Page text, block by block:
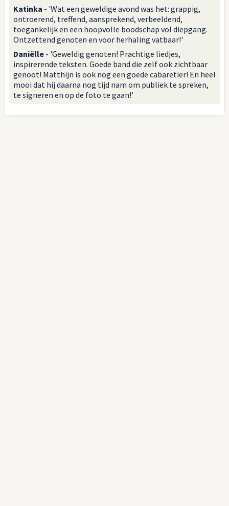
Katinka - 'Wat een geweldige avond was het: grappig,
ontroerend, treffend, aansprekend, verbeeldend,
toegankelijk en een hoopvolle boodschap vol diepgang.
Ontzettend genoten en voor herhaling vatbaar!'
Daniëlle - 'Geweldig genoten! Prachtige liedjes,
inspirerende teksten. Goede band die zelf ook zichtbaar
genoot! Matthijn is ook nog een goede cabaretier! En heel
mooi dat hij daarna nog tijd nam om publiek te spreken,
te signeren en op de foto te gaan!'